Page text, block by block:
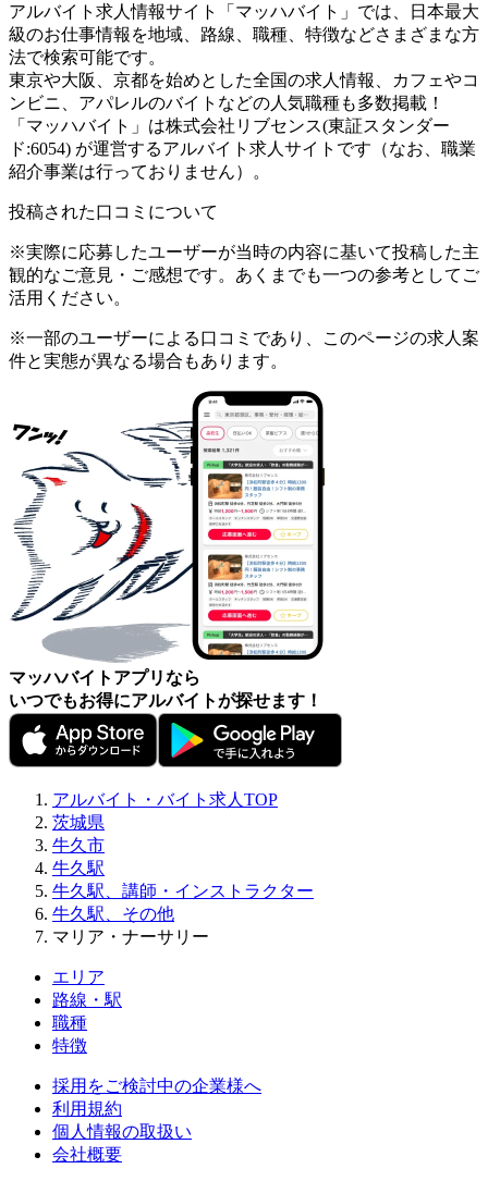
アルバイト求人情報サイト「マッハバイト」では、日本最大
級のお仕事情報を地域、路線、職種、特徴などさまざまな方
法で検索可能です。
東京や大阪、京都を始めとした全国の求人情報、カフェやコ
ンビニ、アパレルのバイトなどの人気職種も多数掲載！
「マッハバイト」は株式会社リブセンス(東証スタンダー
ド:6054) が運営するアルバイト求人サイトです（なお、職業
紹介事業は行っておりません）。
投稿された口コミについて
※実際に応募したユーザーが当時の内容に基いて投稿した主
観的なご意見・ご感想です。あくまでも一つの参考としてご
活用ください。
※一部のユーザーによる口コミであり、このページの求人案
件と実態が異なる場合もあります。
マッハバイトアプリなら
いつでもお得にアルバイトが探せます！
アルバイト・バイト求人TOP
茨城県
牛久市
牛久駅
牛久駅、講師・インストラクター
牛久駅、その他
マリア・ナーサリー
エリア
路線・駅
職種
特徴
採用をご検討中の企業様へ
利用規約
個人情報の取扱い
会社概要